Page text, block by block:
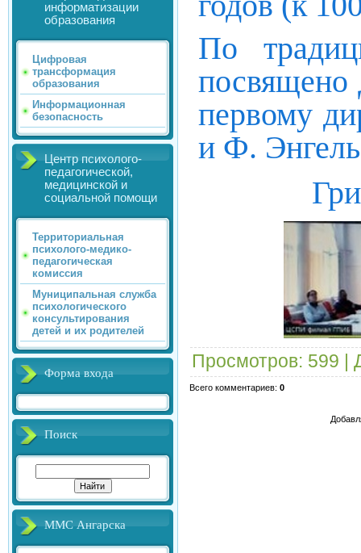
информатизации
образования
Цифровая
трансформация
образования
Информационная
безопасность
Центр психолого-
педагогической,
медицинской и
социальной помощи
Территориальная
психолого-медико-
педагогическая
комиссия
Муниципальная служба
психологического
консультирования
детей и их родителей
Форма входа
Поиск
ММС Ангарска
По
посвящено
первому
и Ф.
Просмотров: 599 |
Всего комментариев: 0